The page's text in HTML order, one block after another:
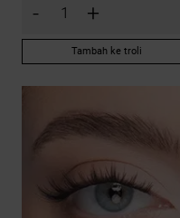
- +
Tambah ke troli